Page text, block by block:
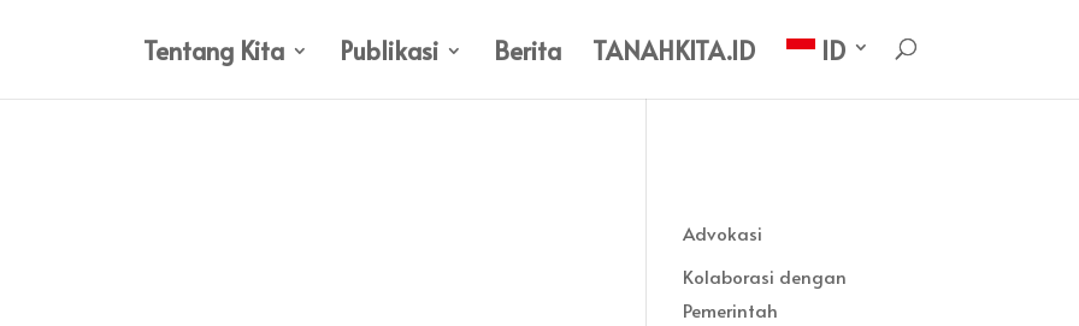
Tentang Kita Publikasi Berita TANAHKITA.ID ID
Advokasi
Kolaborasi dengan
Pemerintah